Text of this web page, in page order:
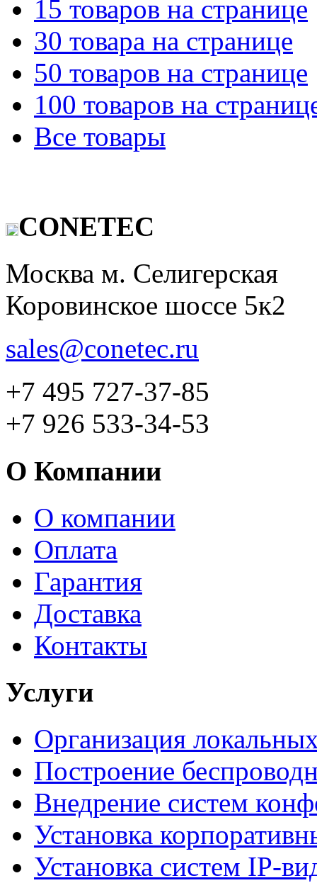
15 товаров на странице
30 товара на странице
50 товаров на странице
100 товаров на
Все товары
CONETEC
Москва м. Селигерская
Коровинское шоссе 5к2
sales@conetec.ru
+7 495 727-37-85
+7 926 533-34-53
О Компании
О компании
Оплата
Гарантия
Доставка
Контакты
Услуги
Организация
Построение
Внедрение систем
Установка
Установка систем IP-